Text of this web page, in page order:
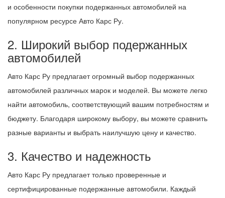
и особенности покупки подержанных автомобилей на
популярном ресурсе Авто Карс Ру.
2. Широкий выбор подержанных
автомобилей
Авто Карс Ру предлагает огромный выбор подержанных
автомобилей различных марок и моделей. Вы можете легко
найти автомобиль, соответствующий вашим потребностям и
бюджету. Благодаря широкому выбору, вы можете сравнить
разные варианты и выбрать наилучшую цену и качество.
3. Качество и надежность
Авто Карс Ру предлагает только проверенные и
сертифицированные подержанные автомобили. Каждый